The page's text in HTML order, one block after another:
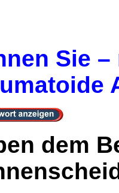
Sie
dem